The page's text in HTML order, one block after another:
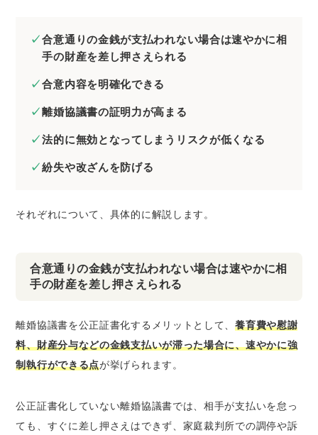
合意通りの金銭が支払われない場合は速やかに相
手の財産を差し押さえられる
合意内容を明確化できる
離婚協議書の証明力が高まる
法的に無効となってしまうリスクが低くなる
紛失や改ざんを防げる
それぞれについて、具体的に解説します。
合意通りの金銭が支払われない場合は速やかに相
手の財産を差し押さえられる
離婚協議書を公正証書化するメリットとして、養育費や慰謝
料、財産分与などの金銭支払いが滞った場合に、速やかに強
制執行ができる点が挙げられます。
公正証書化していない離婚協議書では、相手が支払いを怠っ
ても、すぐに差し押さえはできず、家庭裁判所での調停や訴